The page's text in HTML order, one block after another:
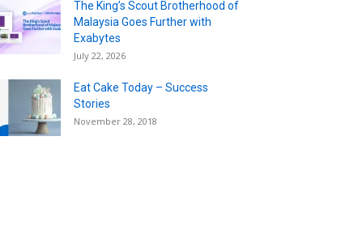
The King’s Scout Brotherhood of
Malaysia Goes Further with
Exabytes
July 22, 2026
Eat Cake Today – Success
Stories
November 28, 2018